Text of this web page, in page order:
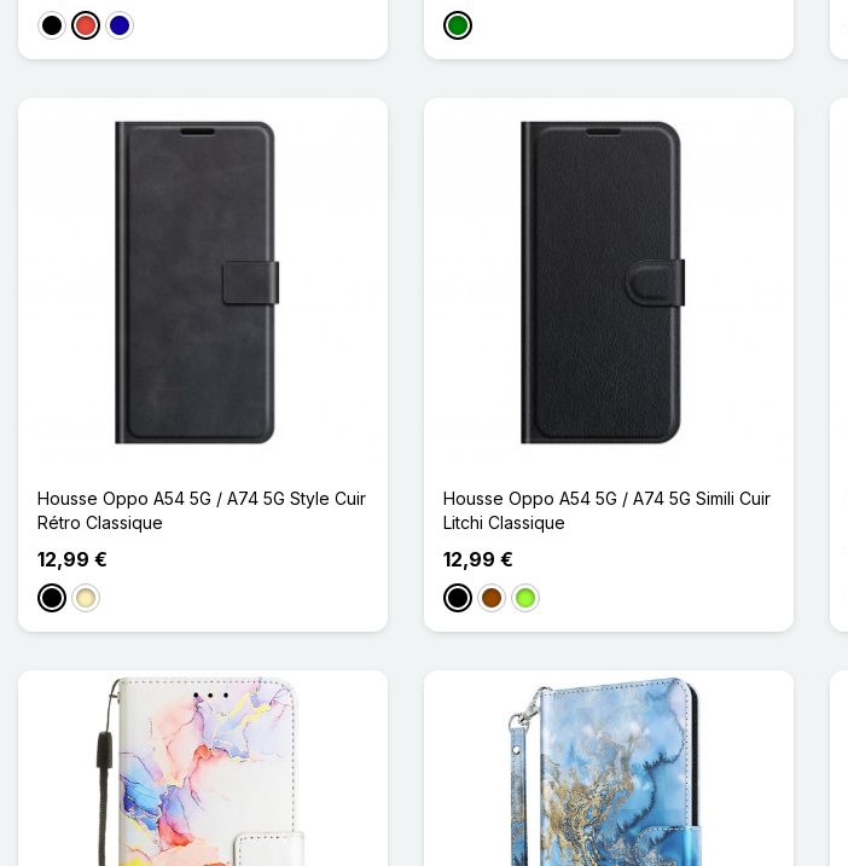
NoirRougeBleu Foncé Vert
Housse Oppo A54 5G / A74 5G Style Cuir
Rétro Classique
12,99 €
NoirMarron Clair
Housse Oppo A54 5G / A74 5G Simili Cuir
Litchi Classique
12,99 €
NoirMarronVert Pomme